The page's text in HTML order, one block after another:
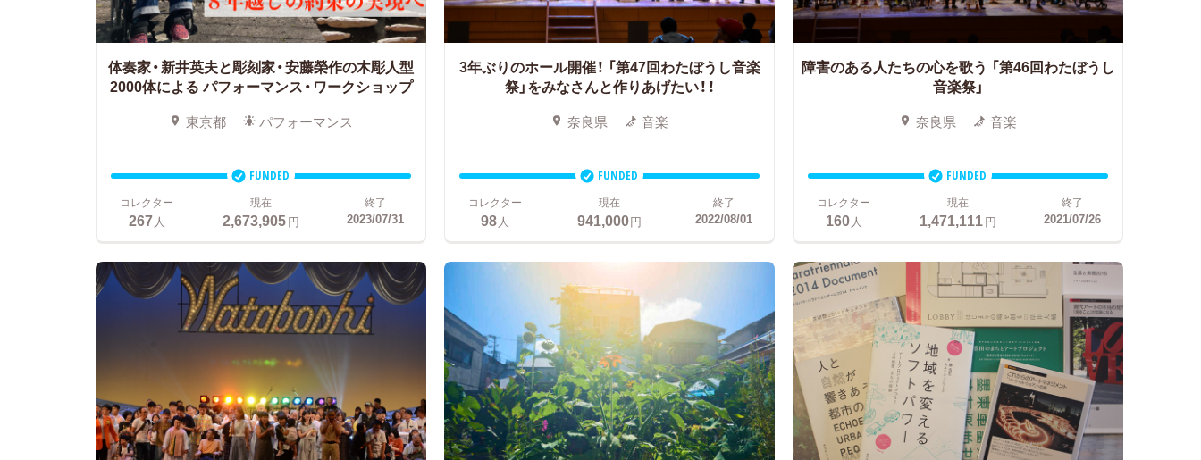
体奏家・新井英夫と彫刻家・安藤榮作の木彫人型
2000体によるパフォーマンス・ワークショップ
東京都 パフォーマンス
FUNDED
コレクター
267人
現在
2,673,905円
終了
2023/07/31
3年ぶりのホール開催！ 「第47回わたぼうし音楽
祭」をみなさんと作りあげたい！！
奈良県 音楽
FUNDED
コレクター
98人
現在
941,000円
終了
2022/08/01
障害のある人たちの心を歌う 「第46回わたぼうし
音楽祭」
奈良県 音楽
FUNDED
コレクター
160人
現在
1,471,111円
終了
2021/07/26